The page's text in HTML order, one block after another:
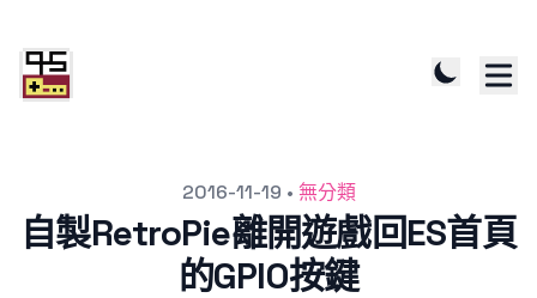
2016-11-19 • 無分類
自製RetroPie離開遊戲回ES首頁
的GPIO按鍵